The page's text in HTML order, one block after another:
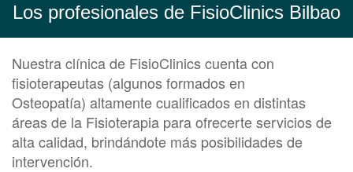
Los profesionales de FisioClinics Bilbao
Nuestra clínica de FisioClinics cuenta con
fisioterapeutas (algunos formados en
Osteopatía) altamente cualificados en distintas
áreas de la Fisioterapia para ofrecerte servicios de
alta calidad, brindándote más posibilidades de
intervención.